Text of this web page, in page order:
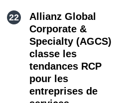
Allianz Global
Corporate &
Specialty (AGCS)
classe les
tendances RCP
pour les
entreprises de